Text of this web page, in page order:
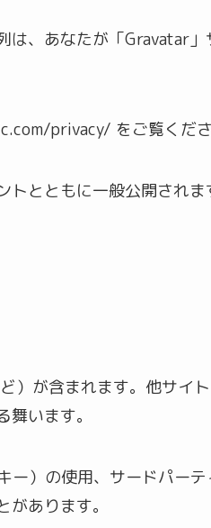
、あなたが「Gravatar
privacy/ をご覧くだ
トとともに一般公開されま
）が含まれます。他サイ
います。
）の使用、サードパー
あります。